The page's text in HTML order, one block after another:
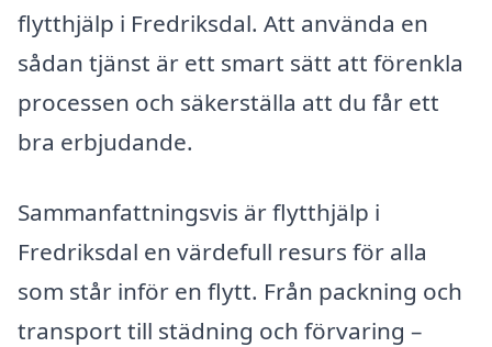
flytthjälp i Fredriksdal. Att använda en
sådan tjänst är ett smart sätt att förenkla
processen och säkerställa att du får ett
bra erbjudande.
Sammanfattningsvis är flytthjälp i
Fredriksdal en värdefull resurs för alla
som står inför en flytt. Från packning och
transport till städning och förvaring –